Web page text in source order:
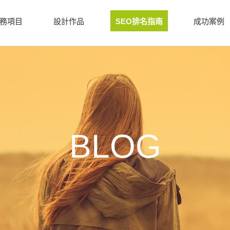
項目 設計作品 SEO排名指南 成功案例
BLOG